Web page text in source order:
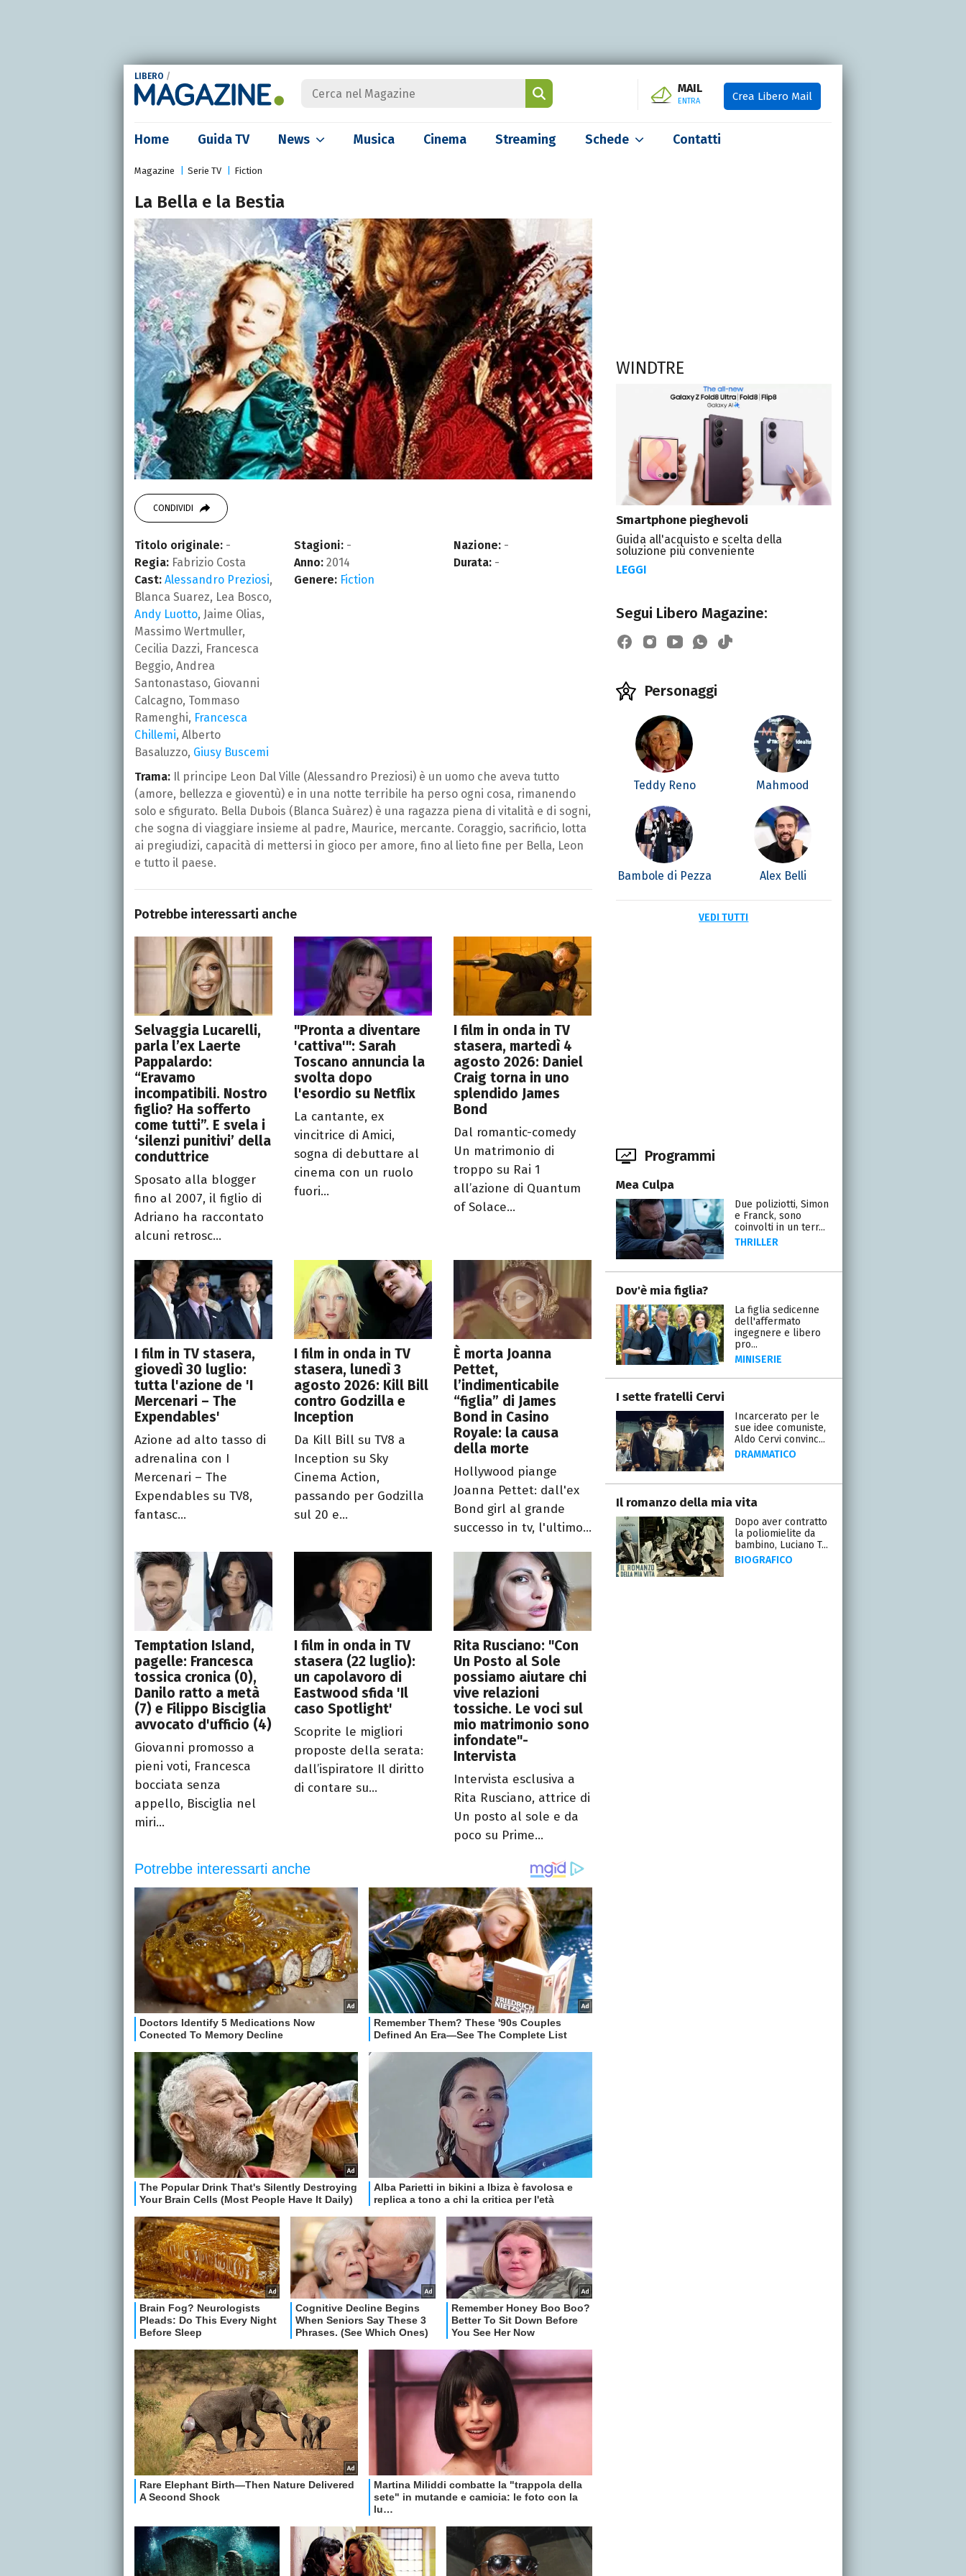
LIBERO /
MAIL
ENTRA Crea Libero Mail
Home Guida TV News Musica Cinema Streaming Schede Contatti
Magazine Serie TV Fiction
La Bella e la Bestia
CONDIVIDI
Titolo originale: -
Regia: Fabrizio Costa
Cast: Alessandro Preziosi,
Blanca Suarez, Lea Bosco,
Andy Luotto, Jaime Olias,
Massimo Wertmuller,
Cecilia Dazzi, Francesca
Beggio, Andrea
Santonastaso, Giovanni
Calcagno, Tommaso
Ramenghi, Francesca
Chillemi, Alberto
Basaluzzo, Giusy Buscemi
Stagioni: -
Anno: 2014
Genere: Fiction
Nazione: -
Durata: -
Trama: Il principe Leon Dal Ville (Alessandro Preziosi) è un uomo che aveva tutto
(amore, bellezza e gioventù) e in una notte terribile ha perso ogni cosa, rimanendo
solo e sfigurato. Bella Dubois (Blanca Suàrez) è una ragazza piena di vitalità e di sogni,
che sogna di viaggiare insieme al padre, Maurice, mercante. Coraggio, sacrificio, lotta
ai pregiudizi, capacità di mettersi in gioco per amore, fino al lieto fine per Bella, Leon
e tutto il paese.
Potrebbe interessarti anche
Selvaggia Lucarelli,
parla l’ex Laerte
Pappalardo:
“Eravamo
incompatibili. Nostro
figlio? Ha sofferto
come tutti”. E svela i
‘silenzi punitivi’ della
conduttrice
Sposato alla blogger
fino al 2007, il figlio di
Adriano ha raccontato
alcuni retrosc...
"Pronta a diventare
'cattiva'": Sarah
Toscano annuncia la
svolta dopo
l'esordio su Netflix
La cantante, ex
vincitrice di Amici,
sogna di debuttare al
cinema con un ruolo
fuori...
I film in onda in TV
stasera, martedì 4
agosto 2026: Daniel
Craig torna in uno
splendido James
Bond
Dal romantic-comedy
Un matrimonio di
troppo su Rai 1
all’azione di Quantum
of Solace...
I film in TV stasera,
giovedì 30 luglio:
tutta l'azione de 'I
Mercenari – The
Expendables'
Azione ad alto tasso di
adrenalina con I
Mercenari – The
Expendables su TV8,
fantasc...
I film in onda in TV
stasera, lunedì 3
agosto 2026: Kill Bill
contro Godzilla e
Inception
Da Kill Bill su TV8 a
Inception su Sky
Cinema Action,
passando per Godzilla
sul 20 e...
È morta Joanna
Pettet,
l’indimenticabile
“figlia” di James
Bond in Casino
Royale: la causa
della morte
Hollywood piange
Joanna Pettet: dall'ex
Bond girl al grande
successo in tv, l'ultimo...
Temptation Island,
pagelle: Francesca
tossica cronica (0),
Danilo ratto a metà
(7) e Filippo Bisciglia
avvocato d'ufficio (4)
Giovanni promosso a
pieni voti, Francesca
bocciata senza
appello, Bisciglia nel
miri...
I film in onda in TV
stasera (22 luglio):
un capolavoro di
Eastwood sfida 'Il
caso Spotlight'
Scoprite le migliori
proposte della serata:
dall’ispiratore Il diritto
di contare su...
Rita Rusciano: "Con
Un Posto al Sole
possiamo aiutare chi
vive relazioni
tossiche. Le voci sul
mio matrimonio sono
infondate"-
Intervista
Intervista esclusiva a
Rita Rusciano, attrice di
Un posto al sole e da
poco su Prime...
WINDTRE
Smartphone pieghevoli
Guida all'acquisto e scelta della
soluzione più conveniente
LEGGI
Segui Libero Magazine:
Personaggi
Teddy Reno Mahmood
Bambole di Pezza Alex Belli
VEDI TUTTI
Programmi
Mea Culpa
Due poliziotti, Simon
e Franck, sono
coinvolti in un terr...
THRILLER
Dov'è mia figlia?
La figlia sedicenne
dell'affermato
ingegnere e libero
pro...
MINISERIE
I sette fratelli Cervi
Incarcerato per le
sue idee comuniste,
Aldo Cervi convinc...
DRAMMATICO
Il romanzo della mia vita
Dopo aver contratto
la poliomielite da
bambino, Luciano T...
BIOGRAFICO